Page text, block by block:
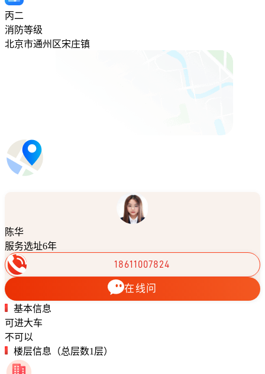
丙二
消防等级
北京市通州区宋庄镇
陈华
服务选址6年
18611007824
在线问
基本信息
可进大车
不可以
楼层信息（总层数1层）